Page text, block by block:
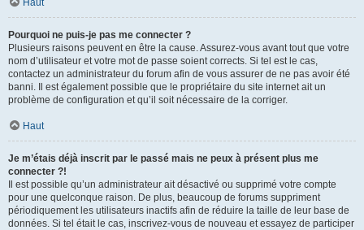
Haut
Pourquoi ne puis-je pas me connecter ?
Plusieurs raisons peuvent en être la cause. Assurez-vous avant tout que votre
nom d’utilisateur et votre mot de passe soient corrects. Si tel est le cas,
contactez un administrateur du forum afin de vous assurer de ne pas avoir été
banni. Il est également possible que le propriétaire du site internet ait un
problème de configuration et qu’il soit nécessaire de la corriger.
Haut
Je m’étais déjà inscrit par le passé mais ne peux à présent plus me
connecter ?!
Il est possible qu’un administrateur ait désactivé ou supprimé votre compte
pour une quelconque raison. De plus, beaucoup de forums suppriment
périodiquement les utilisateurs inactifs afin de réduire la taille de leur base de
données. Si tel était le cas, inscrivez-vous de nouveau et essayez de participer